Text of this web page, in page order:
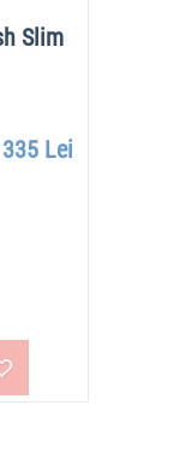
Slim
335 Lei